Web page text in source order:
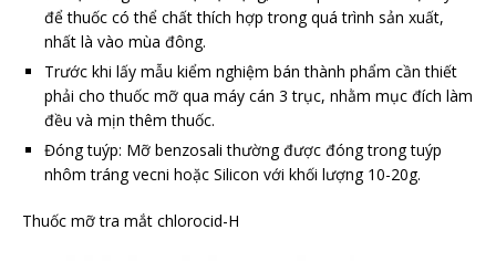
để thuốc có thể chất thích hợp trong quá trình sản xuất,
nhất là vào mùa đông.
Trước khi lấy mẫu kiểm nghiệm bán thành phẩm cần thiết
phải cho thuốc mỡ qua máy cán 3 trục, nhằm mục đích làm
đều và mịn thêm thuốc.
Đóng tuýp: Mỡ benzosali thường được đóng trong tuýp
nhôm tráng vecni hoặc Silicon với khối lượng 10-20g.
Thuốc mỡ tra mắt chlorocid-H